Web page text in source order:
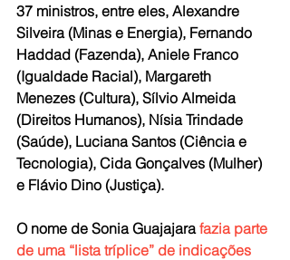
37 ministros, entre eles, Alexandre
Silveira (Minas e Energia), Fernando
Haddad (Fazenda), Aniele Franco
(Igualdade Racial), Margareth
Menezes (Cultura), Sílvio Almeida
(Direitos Humanos), Nísia Trindade
(Saúde), Luciana Santos (Ciência e
Tecnologia), Cida Gonçalves (Mulher)
e Flávio Dino (Justiça).
O nome de Sonia Guajajara fazia parte
de uma “lista tríplice” de indicações